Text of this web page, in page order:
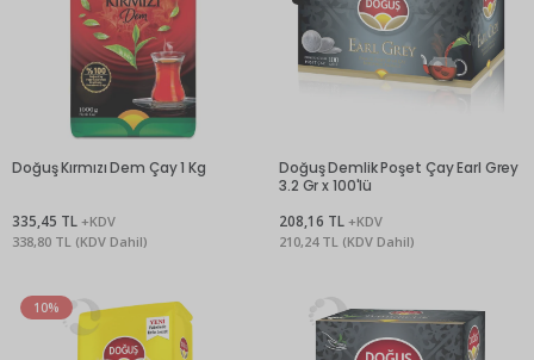
Doğuş Kırmızı Dem Çay 1 Kg
335,45 TL +KDV
338,80 TL (KDV Dahil)
Doğuş Demlik Poşet Çay Earl Grey
3.2 Gr x 100'lü
208,16 TL +KDV
210,24 TL (KDV Dahil)
10%